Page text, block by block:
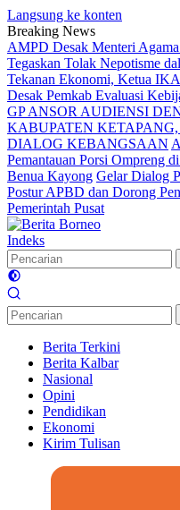
Langsung ke konten
Breaking News
AMPD Desak Menteri
Tegaskan Tolak Nepotisme
Tekanan Ekonomi, Ketua
Desak Pemkab Evaluasi
GP ANSOR AUDIENSI
KABUPATEN
DIALOG KEBANGSAAN
Pemantauan Porsi Ompreng
Benua Kayong Gelar Dialog
Postur APBD dan Dorong
Pemerintah Pusat
Indeks
Berita Terkini
Berita Kalbar
Nasional
Opini
Pendidikan
Ekonomi
Kirim Tulisan